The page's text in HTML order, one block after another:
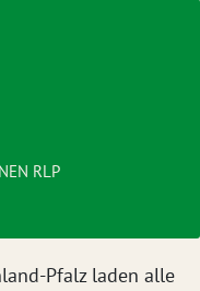
Pfalz laden alle
RLP